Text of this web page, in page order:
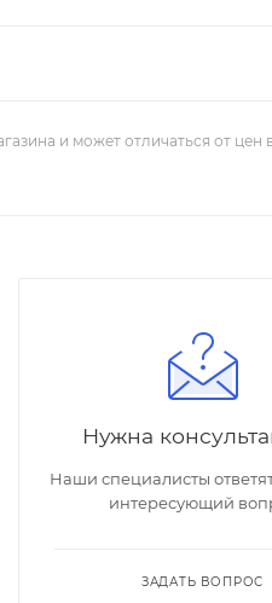
и может отличаться от цен
Нужна
Наши специалисты
интересующий
ЗАДАТЬ ВОПРОС